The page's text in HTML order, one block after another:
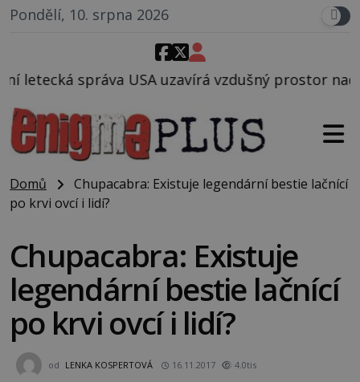
Pondělí, 10. srpna 2026
vzdušný prostor nad Oblastí 51, mohlo to
Domů
Chupacabra: Existuje legendární bestie lačnící
po krvi ovcí i lidí?
Chupacabra: Existuje
legendární bestie lačnící
po krvi ovcí i lidí?
od LENKA KOSPERTOVÁ 16.11.2017 4.0tis